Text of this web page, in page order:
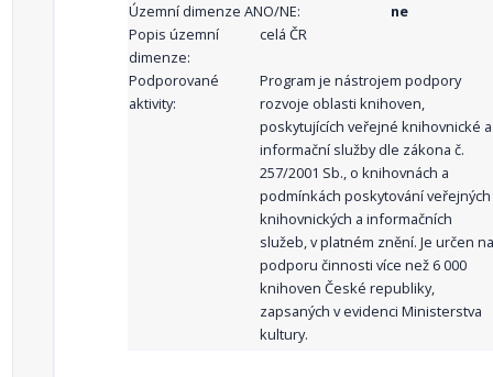
Územní dimenze ANO/NE:
ne
Popis územní
dimenze:
celá ČR
Podporované
aktivity:
Program je nástrojem podpory
rozvoje oblasti knihoven,
poskytujících veřejné knihovnické a
informační služby dle zákona č.
257/2001 Sb., o knihovnách a
podmínkách poskytování veřejných
knihovnických a informačních
služeb, v platném znění. Je určen na
podporu činnosti více než 6 000
knihoven České republiky,
zapsaných v evidenci Ministerstva
kultury.